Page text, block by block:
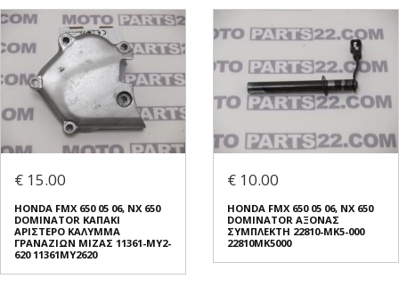
€ 15.00
HONDA FMX 650 05 06, NX 650
DOMINATOR ΚΑΠΑΚΙ
ΑΡΙΣΤΕΡΟ ΚΑΛΥΜΜΑ
ΓΡΑΝΑΖΙΩΝ ΜΙΖΑΣ 11361-MY2-
620 11361MY2620
€ 10.00
HONDA FMX 650 05 06, NX 650
DOMINATOR ΑΞΟΝΑΣ
ΣΥΜΠΛΕΚΤΗ 22810-MK5-000
22810MK5000